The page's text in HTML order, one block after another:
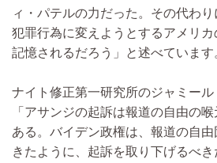
ィ・パテルの力だった。その代わ
犯罪行為に変えようとするアメリ
記憶されるだろう」と述べています
ナイト修正第一研究所のジャミール
「アサンジの起訴は報道の自由の
ある。バイデン政権は、報道の自
きたように、起訴を取り下げるべ